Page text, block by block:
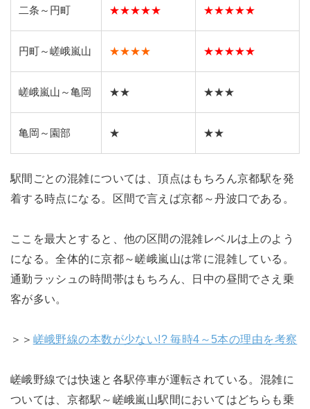
二条～円町 ★★★★★ ★★★★★
円町～嵯峨嵐山 ★★★★ ★★★★★
嵯峨嵐山～亀岡 ★★ ★★★
亀岡～園部 ★ ★★
駅間ごとの混雑については、頂点はもちろん京都駅を発
着する時点になる。区間で言えば京都～丹波口である。
ここを最大とすると、他の区間の混雑レベルは上のよう
になる。全体的に京都～嵯峨嵐山は常に混雑している。
通勤ラッシュの時間帯はもちろん、日中の昼間でさえ乗
客が多い。
＞＞ 嵯峨野線の本数が少ない!? 毎時4～5本の理由を考察
嵯峨野線では快速と各駅停車が運転されている。混雑に
ついては、京都駅～嵯峨嵐山駅間においてはどちらも乗